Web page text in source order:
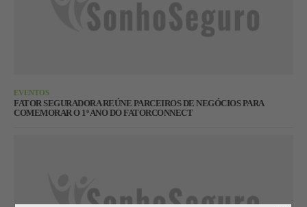
EVENTOS
FATOR SEGURADORA REÚNE PARCEIROS DE NEGÓCIOS PARA
COMEMORAR O 1º ANO DO FATORCONNECT